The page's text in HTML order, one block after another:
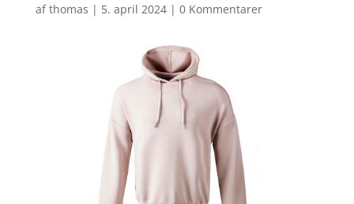
afthomas | 5. april 2024| 0 Kommentarer